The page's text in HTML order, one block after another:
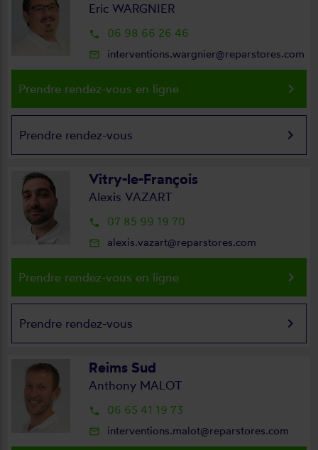
Eric WARGNIER
local_phone 06 98 66 26 46
mail_outline interventions.wargnier@reparstores.com
Prendre rendez-vous en ligne keyboard_arrow_right
Prendre rendez-vous keyboard_arrow_right
Vitry-le-François
Alexis VAZART
local_phone 07 85 99 19 70
mail_outline alexis.vazart@reparstores.com
Prendre rendez-vous en ligne keyboard_arrow_right
Prendre rendez-vous keyboard_arrow_right
Reims Sud
Anthony MALOT
local_phone 06 65 41 19 73
mail_outline interventions.malot@reparstores.com